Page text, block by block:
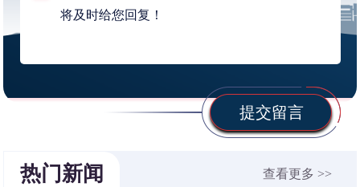
提交留言
热门新闻 查看更多 >>